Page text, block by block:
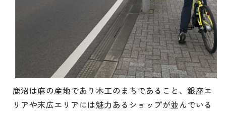
鹿沼は麻の産地であり木工のまちであること、銀座エ
リアや末広エリアには魅力あるショップが並んでいる